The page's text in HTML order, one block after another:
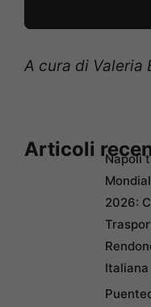
A cura di Valeria
Articoli
Napoli
2026:
Italiana